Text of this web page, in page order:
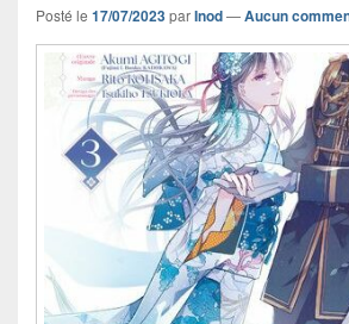
Posté le 17/07/2023parInod—Aucun